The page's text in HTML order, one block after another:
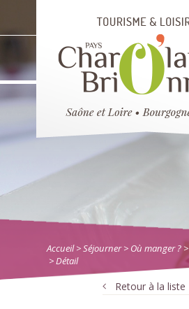
Accueil> Séjourner> Où manger ? >
> Détail
Retour à la liste